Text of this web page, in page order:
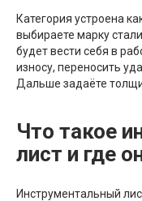
Категория устроена
выбираете марку
будет вести себя в
износу, переносить
Дальше задаёте
Что такое
лист и где
Инструментальный